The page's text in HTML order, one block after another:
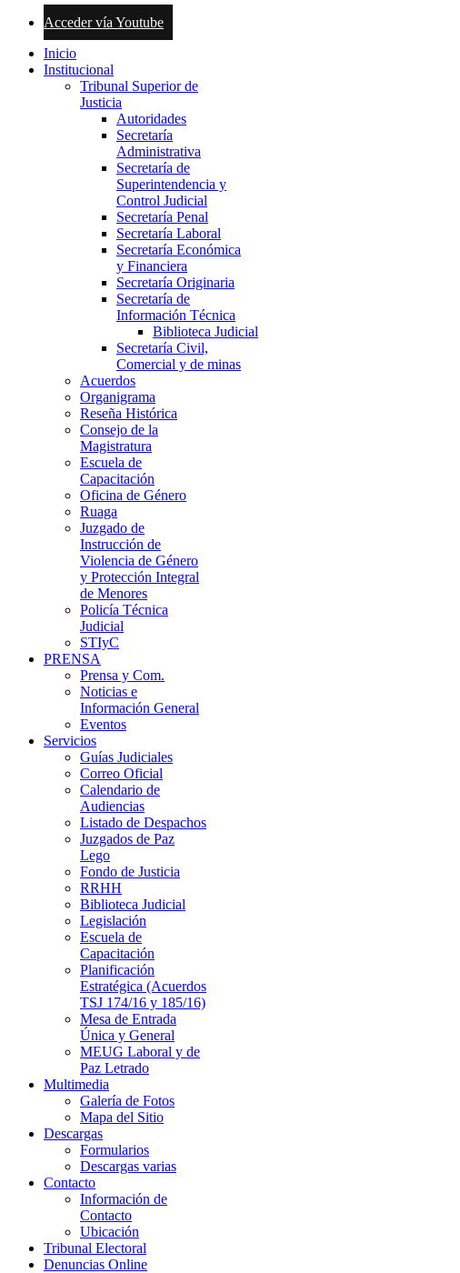
Acceder vía Youtube
Inicio
Institucional
Tribunal Superior de
Justicia
Autoridades
Secretaría
Administrativa
Secretaría de
Superintendencia y
Control Judicial
Secretaría Penal
Secretaría Laboral
Secretaría Económica
y Financiera
Secretaría Originaria
Secretaría de
Información Técnica
Biblioteca Judicial
Secretaría Civil,
Comercial y de minas
Acuerdos
Organigrama
Reseña Histórica
Consejo de la
Magistratura
Escuela de
Capacitación
Oficina de Género
Ruaga
Juzgado de
Instrucción de
Violencia de Género
y Protección Integral
de Menores
Policía Técnica
Judicial
STIyC
PRENSA
Prensa y Com.
Noticias e
Información General
Eventos
Servicios
Guías Judiciales
Correo Oficial
Calendario de
Audiencias
Listado de Despachos
Juzgados de Paz
Lego
Fondo de Justicia
RRHH
Biblioteca Judicial
Legislación
Escuela de
Capacitación
Planificación
Estratégica (Acuerdos
TSJ 174/16 y 185/16)
Mesa de Entrada
Única y General
MEUG Laboral y de
Paz Letrado
Multimedia
Galería de Fotos
Mapa del Sitio
Descargas
Formularios
Descargas varias
Contacto
Información de
Contacto
Ubicación
Tribunal Electoral
Denuncias Online